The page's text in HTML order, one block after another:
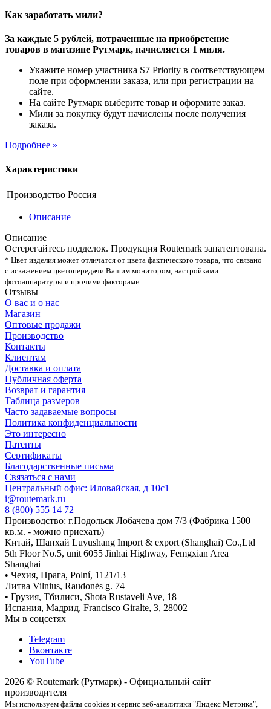
Как заработать мили?
За каждые 5 рублей, потраченные на приобретение
товаров в магазине Рутмарк, начисляется 1 миля.
Укажите номер участника S7 Priority в соответствующем
поле при оформлении заказа, или при регистрации на
сайте.
На сайте Рутмарк выберите товар и оформите заказ.
Мили за покупку будут начислены после получения
заказа.
Подробнее »
Характеристики
Производство Россия
Описание
Описание
Остерегайтесь подделок. Продукция Routemark запатентована.
* Цвет изделия может отличатся от цвета фактического товара, что связано
с искажением цветопередачи Вашим монитором, настройками
фотоаппаратуры и прочими факторами.
Отзывы
О вас и о нас
Магазин
Оптовые продажи
Производство
Контакты
Клиентам
Доставка и оплата
Публичная оферта
Возврат и гарантия
Таблица размеров
Часто задаваемые вопросы
Политика конфиденциальности
Это интересно
Патенты
Сертификаты
Благодарственные письма
Связаться с нами
Центральный офис: Иловайская, д 10с1
i@routemark.ru
8 (800) 555 14 72
Производство: г.Подольск Лобачева дом 7/3 (Фабрика 1500
кв.м. - можно приехать)
Китай, Шанхай Luyushang Import & export (Shanghai) Co.,Ltd
5th Floor No.5, unit 6055 Jinhai Highway, Femgxian Area
Shanghai
• Чехия, Прага, Polní, 1121/13
Литва Vilnius, Raudonės g. 74
• Грузия, Тбилиси, Shota Rustaveli Ave, 18
Испания, Мадрид, Francisco Giralte, 3, 28002
Мы в соцсетях
Telegram
Вконтакте
YouTube
2026 © Routemark (Рутмарк) - Официальный сайт
производителя
Мы используем файлы cookies и сервис веб-аналитики "Яндекс Метрика",